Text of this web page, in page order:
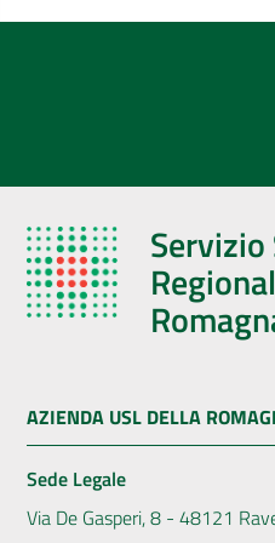
AZIENDA USL DELLA
Sede Legale
Via De Gasperi, 8 - 48121